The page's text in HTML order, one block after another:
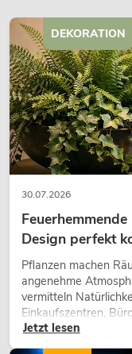
30.07.2026
Design perfekt
Pflanzen machen
angenehme
vermitteln
Einkaufszentren,
eine hochwertige
modernen
Jetzt lesen
DEKORATION